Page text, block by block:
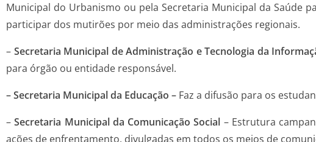
Municipal do Urbanismo ou pela Secretaria Municipal da Saúde
participar dos mutirões por meio das administrações regionais.
– Secretaria Municipal de Administração e Tecnologia da
para órgão ou entidade responsável.
– Secretaria Municipal da Educação – Faz a difusão para os
– Secretaria Municipal da Comunicação Social – Estrutura
ações de enfrentamento, divulgadas em todos os meios de